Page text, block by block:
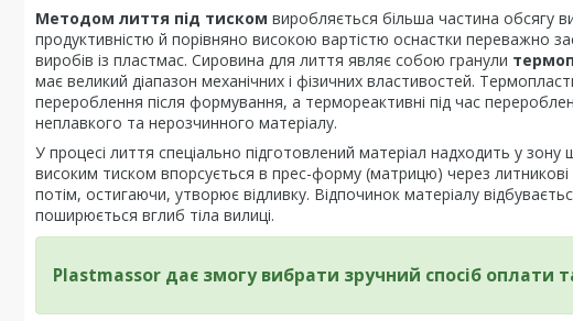
Методом лиття під тиском виробляється більша частина обсягу
продуктивністю й порівняно високою вартістю оснастки переважно
виробів із пластмас. Сировина для лиття являє собою гранули
має великий діапазон механічних і фізичних властивостей.
перероблення після формування, а термореактивні під час
неплавкого та нерозчинного матеріалу.
У процесі лиття спеціально підготовлений матеріал надходить у
високим тиском впорсується в прес-форму (матрицю) через
потім, остигаючи, утворює відливку. Відпочинок матеріалу
поширюється вглиб тіла вилиці.
Plastmassor дає змогу вибрати зручний спосіб оплати